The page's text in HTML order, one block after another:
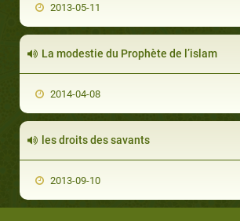
2013-05-11
La modestie du Prophète de l’islam
2014-04-08
les droits des savants
2013-09-10